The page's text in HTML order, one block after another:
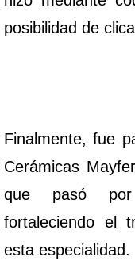
posibilidad de
Finalmente, fue
Cerámicas
que pasó
fortaleciendo el
esta especialidad.